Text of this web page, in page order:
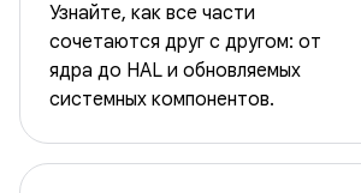
Узнайте, как все части
сочетаются друг с другом: от
ядра до HAL и обновляемых
системных компонентов.